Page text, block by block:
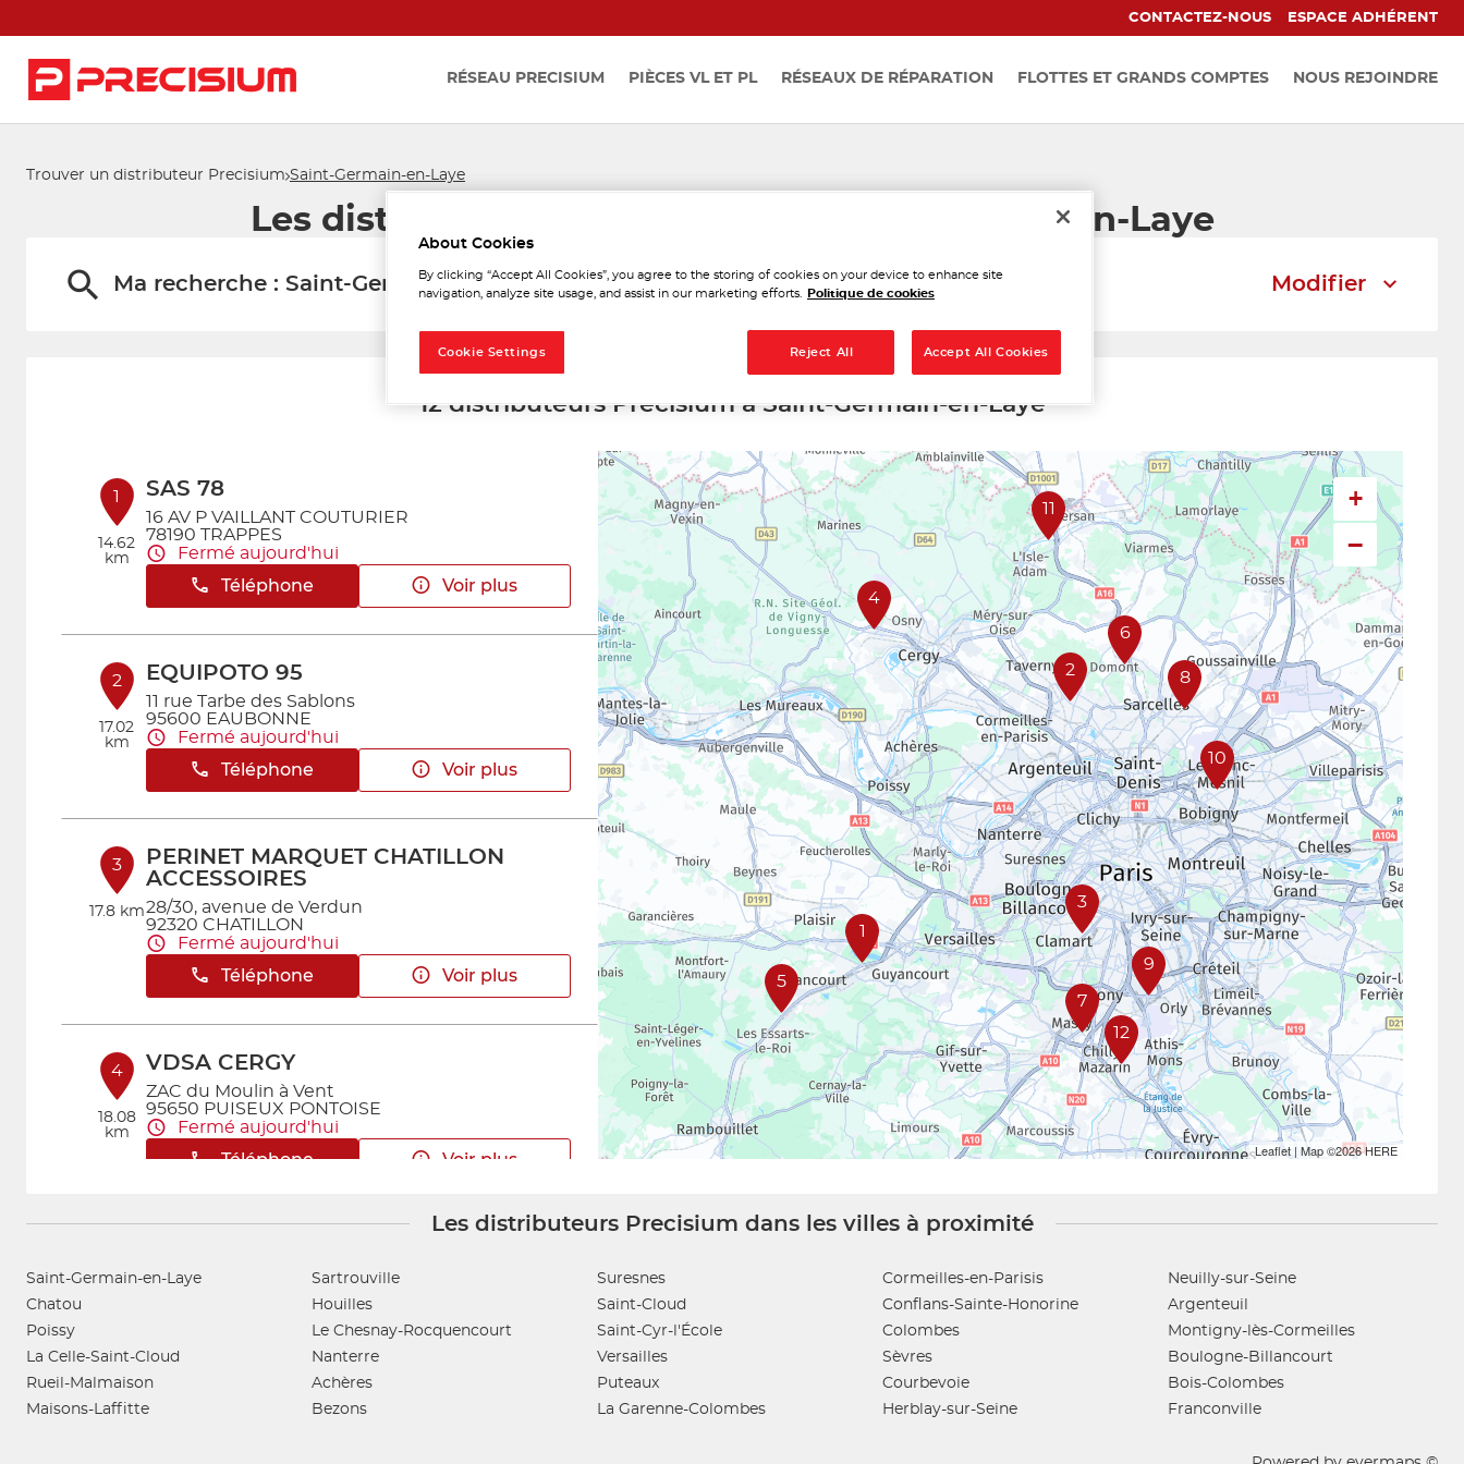
CONTACTEZ-NOUS ESPACE ADHÉRENT
RÉSEAU PRECISIUM PIÈCES VL ET PL RÉSEAUX DE RÉPARATION FLOTTES ET GRANDS COMPTES NOUS REJOINDRE
Trouver un distributeur Precisium Saint-Germain-en-Laye
Les distributeurs Precisium à Saint-Germain-en-Laye
Ma recherche : Saint-Germain-en-Laye Modifier
12 distributeurs Precisium à Saint-Germain-en-Laye
1
14.62
km
SAS 78
16 AV P VAILLANT COUTURIER
78190 TRAPPES
Fermé aujourd'hui
Téléphone
Voir plus
2
17.02
km
EQUIPOTO 95
11 rue Tarbe des Sablons
95600 EAUBONNE
Fermé aujourd'hui
Téléphone
Voir plus
3
17.8 km
PERINET MARQUET CHATILLON
ACCESSOIRES
28/30, avenue de Verdun
92320 CHATILLON
Fermé aujourd'hui
Téléphone
Voir plus
4
18.08
km
VDSA CERGY
ZAC du Moulin à Vent
95650 PUISEUX PONTOISE
Fermé aujourd'hui
Téléphone
Voir plus
Route Nationale
78310 Coignières
Fermé aujourd'hui
4
3
12
9
7
11
10
8
6
2
5
1
+
−
Leaflet| Map ©2026HERE
Les distributeurs Precisium dans les villes à proximité
Saint-Germain-en-Laye
Chatou
Poissy
La Celle-Saint-Cloud
Rueil-Malmaison
Maisons-Laffitte
Sartrouville
Houilles
Le Chesnay-Rocquencourt
Nanterre
Achères
Bezons
Suresnes
Saint-Cloud
Saint-Cyr-l'École
Versailles
Puteaux
La Garenne-Colombes
Cormeilles-en-Parisis
Conflans-Sainte-Honorine
Colombes
Sèvres
Courbevoie
Herblay-sur-Seine
Neuilly-sur-Seine
Argenteuil
Montigny-lès-Cormeilles
Boulogne-Billancourt
Bois-Colombes
Franconville
About Cookies
By clicking “Accept All Cookies”, you agree to the storing of cookies on your device to enhance site
navigation, analyze site usage, and assist in our marketing efforts.
Politique de cookies
Reject All Accept All Cookies
Cookie Settings